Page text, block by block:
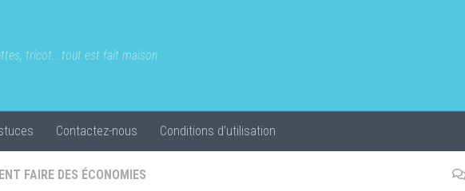
tricot...tout est fait maison
Contactez-nous Conditions d’utilisation
FAIRE DES ÉCONOMIES